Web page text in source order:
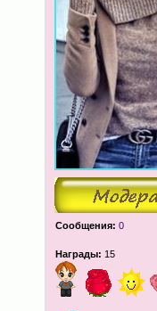
Сообщения: 0
Награды: 15